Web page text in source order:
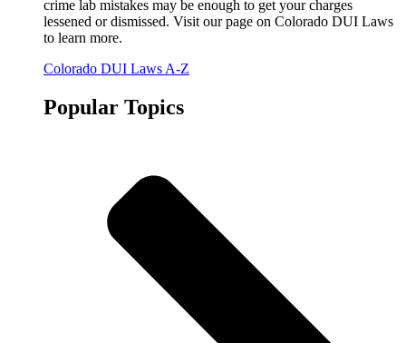
crime lab mistakes may be enough to get your charges
lessened or dismissed. Visit our page on Colorado DUI Laws
to learn more.
Colorado DUI Laws A-Z
Popular Topics